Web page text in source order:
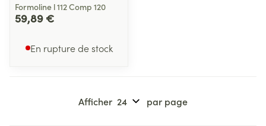
Formoline l 112 Comp 120
59,89 €
En rupture de stock
Afficher par page